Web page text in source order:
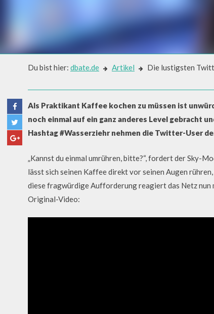
Du bist hier: dbate.de Artikel Die lustigsten
DIE LUSTIGSTEN
MODERATOR
Als Praktikant Kaffee kochen zu müssen ist
noch einmal auf ein ganz anderes Level gebracht
Hashtag #Wasserziehr nehmen die Twitter-User
„Kannst du einmal umrühren, bitte?“, fordert der Sky-
lässt sich seinen Kaffee direkt vor seinen Augen
diese fragwürdige Aufforderung reagiert das Netz
Original-Video: